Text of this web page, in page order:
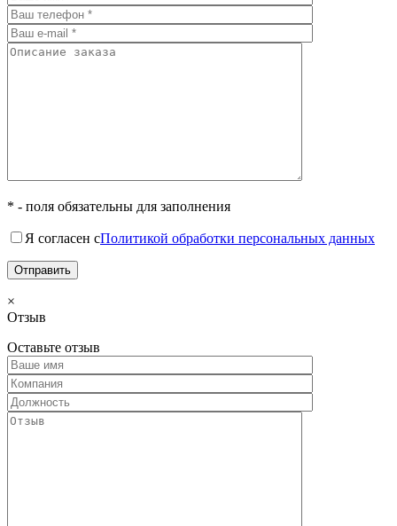
* - поля обязательны для заполнения
Я согласен сПолитикой обработки персональных данных
×
Отзыв
Оставьте отзыв